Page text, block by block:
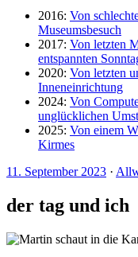
2016: Von
Museumsbesuch
2017: Von letzten
entspannten
2020: Von letzten
Inneneinrichtung
2024: Von
unglücklichen
2025: Von einem
Kirmes
11. September 2023 ·
der tag und ich